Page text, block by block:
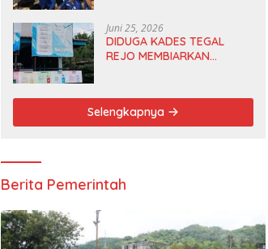
DPD
Juni 25, 2026
DIDUGA KADES TEGAL
REJO MEMBIARKAN
Selengkapnya
Berita Pemerintah